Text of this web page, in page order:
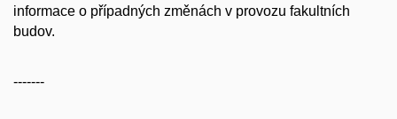
informace o případných změnách v provozu fakultních
budov.
-------